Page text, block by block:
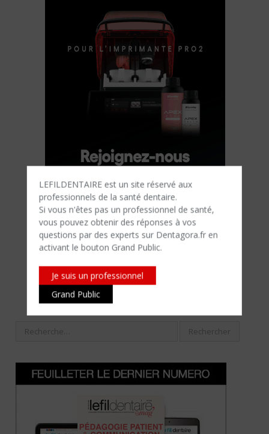
LEFILDENTAIRE est un site réservé aux
professionnels de la santé dentaire.
Si vous n'êtes​ pas un professionnel de santé,
vous pouvez obtenir des réponses à vos
questions par des experts sur Dentagora.fr en
activant le bouton Grand Public.
Je suis un professionnel
Grand Public